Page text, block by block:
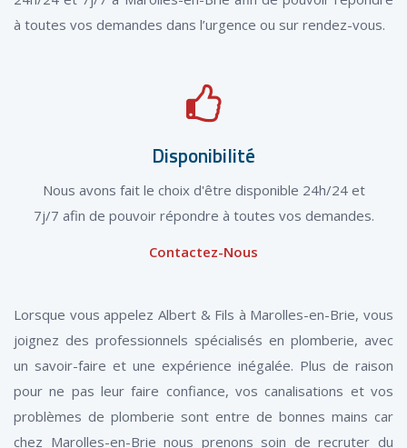
à toutes vos demandes dans l’urgence ou sur rendez-vous.
Disponibilité
Nous avons fait le choix d'être disponible 24h/24 et
7j/7 afin de pouvoir répondre à toutes vos demandes.
Contactez-Nous
Lorsque vous appelez Albert & Fils à Marolles-en-Brie, vous
joignez des professionnels spécialisés en plomberie, avec
un savoir-faire et une expérience inégalée. Plus de raison
pour ne pas leur faire confiance, vos canalisations et vos
problèmes de plomberie sont entre de bonnes mains car
chez Marolles-en-Brie nous prenons soin de recruter du